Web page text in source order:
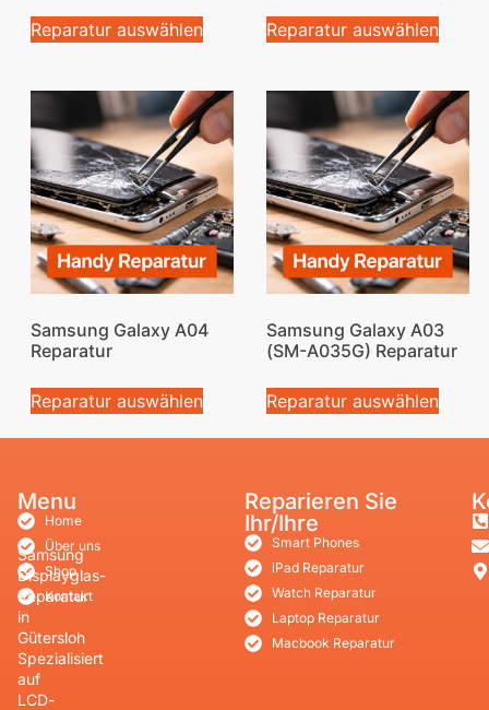
Reparatur auswählen Reparatur auswählen
Samsung Galaxy A04
Reparatur
Reparatur auswählen
Samsung Galaxy A03
(SM-A035G) Reparatur
Reparatur auswählen
Samsung
Displayglas-
Reparatur
in
Gütersloh
Spezialisiert
auf
LCD-
Menu
Home
Über uns
Shop
Kontakt
Reparieren Sie
Ihr/Ihre
Smart Phones
iPad Reparatur
Watch Reparatur
Laptop Reparatur
Macbook Reparatur